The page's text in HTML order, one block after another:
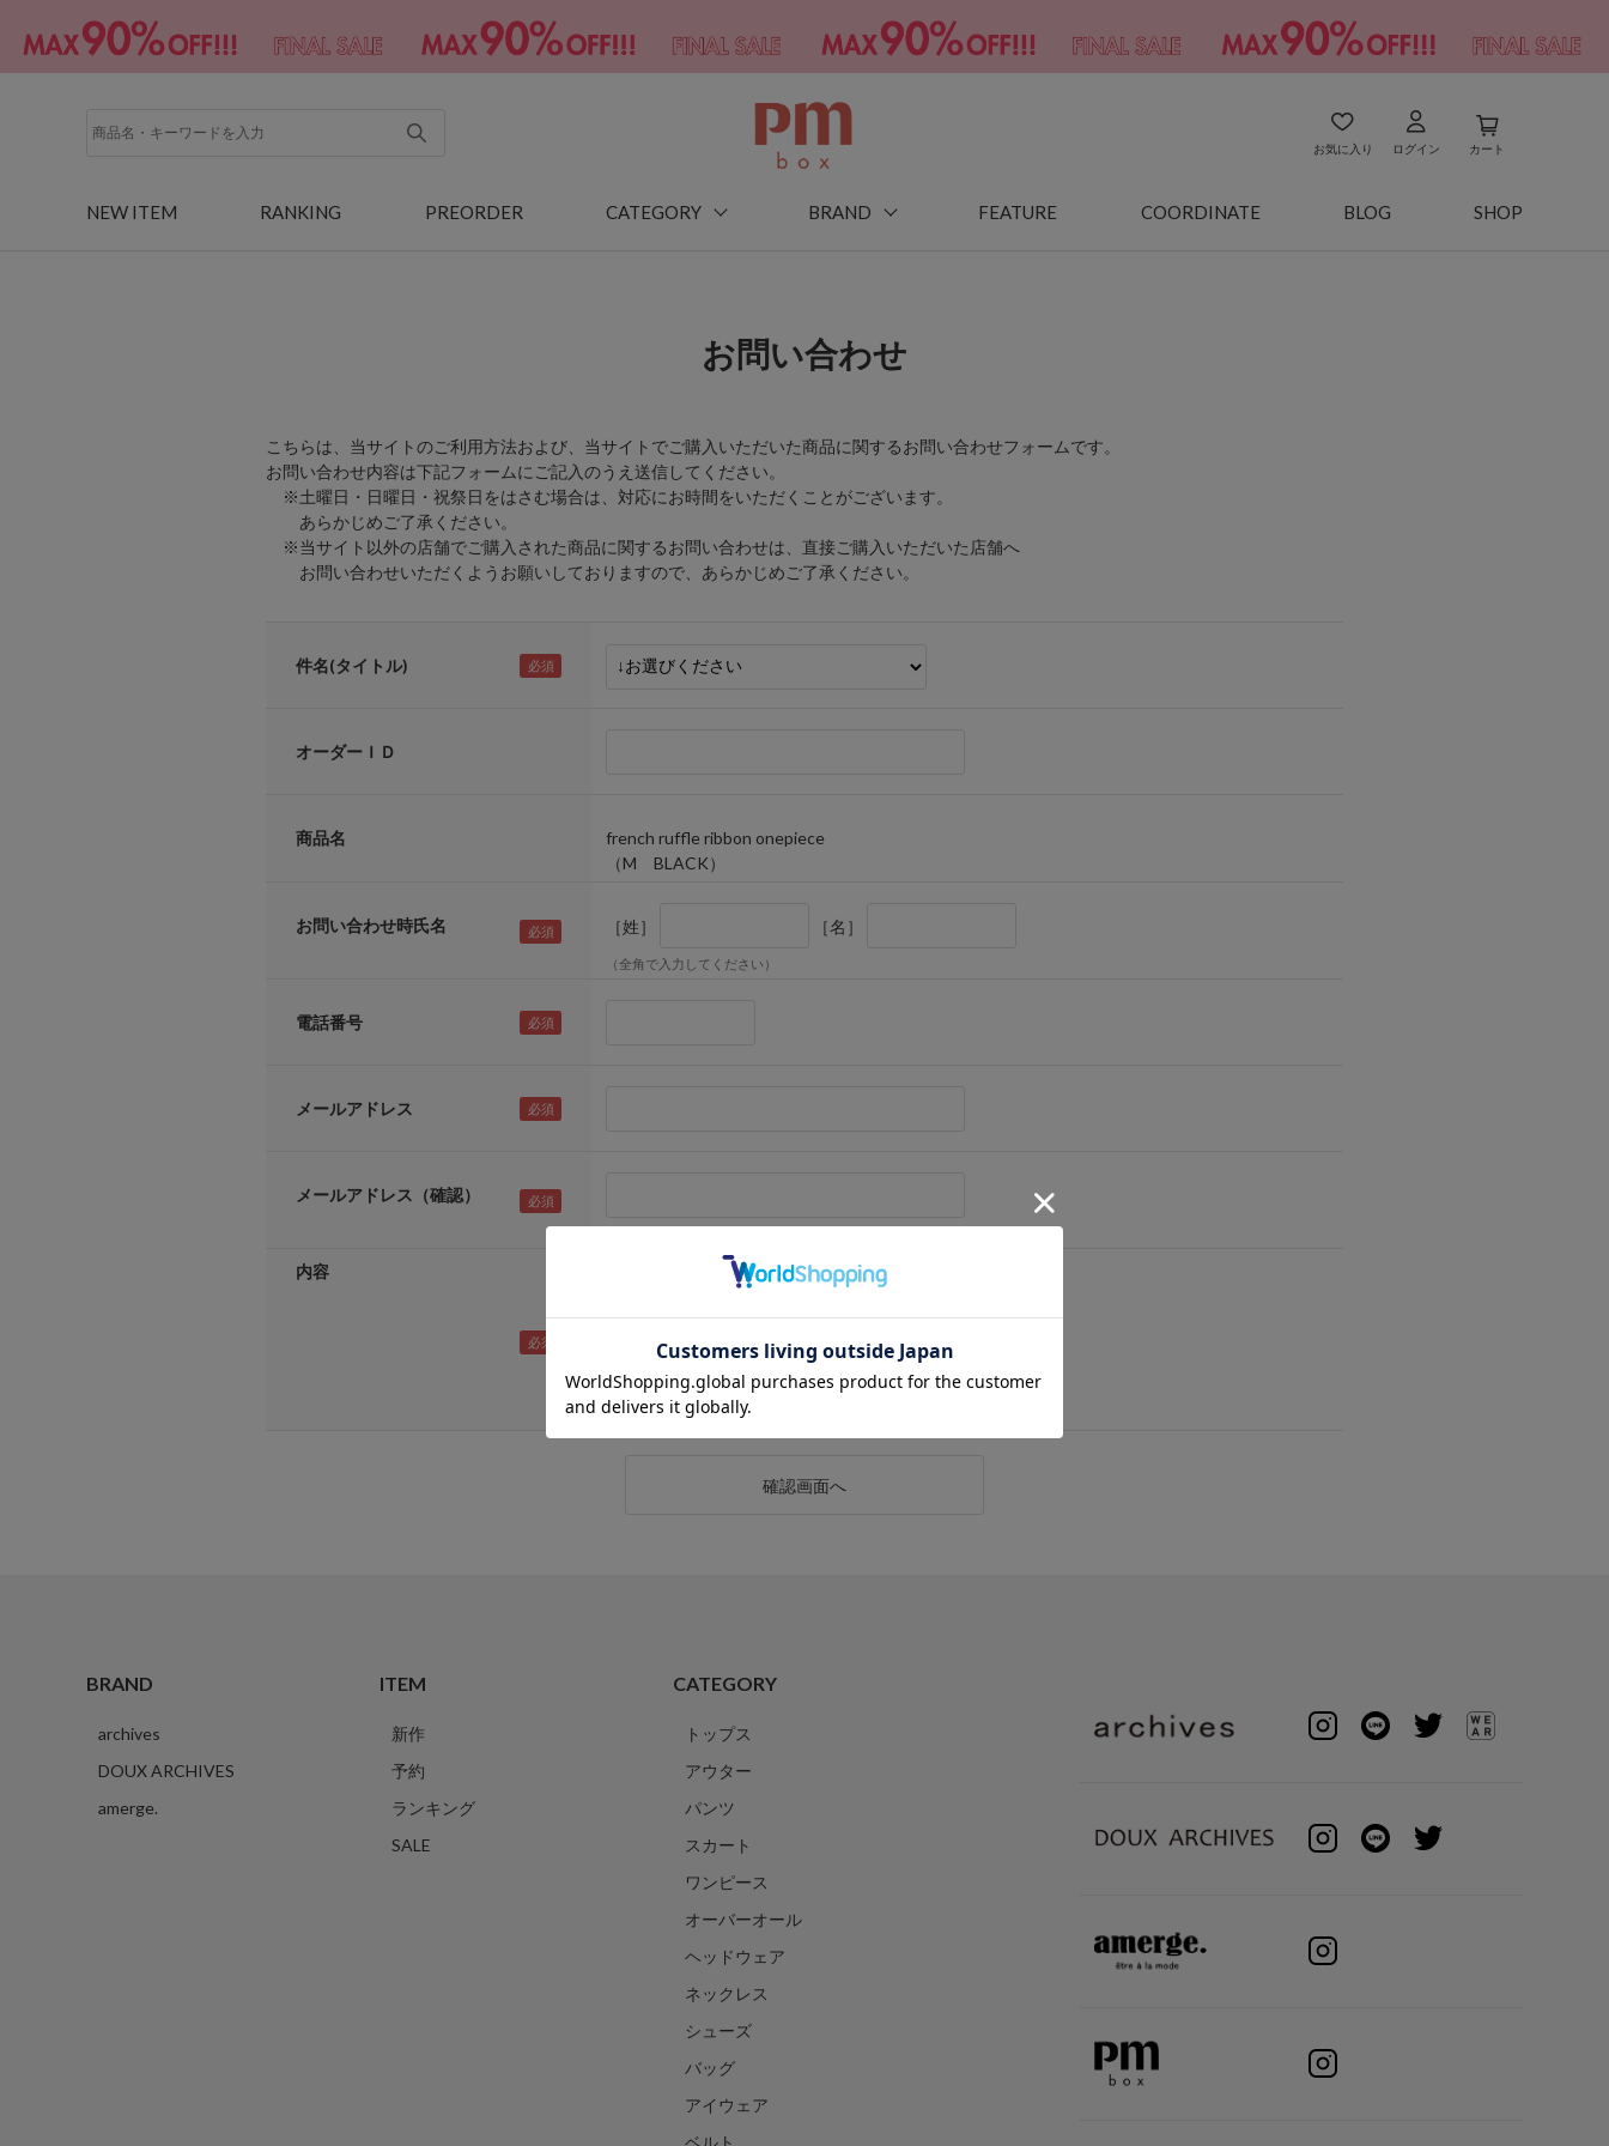
お気に入り ログイン カート
NEW ITEM RANKING PREORDER CATEGORY BRAND FEATURE COORDINATE BLOG SHOP
お問い合わせ
こちらは、当サイトのご利用方法および、当サイトでご購入いただいた商品に関するお問い合わせフォームです。
お問い合わせ内容は下記フォームにご記入のうえ送信してください。
※土曜日・日曜日・祝祭日をはさむ場合は、対応にお時間をいただくことがございます。
あらかじめご了承ください。
※当サイト以外の店舗でご購入された商品に関するお問い合わせは、直接ご購入いただいた店舗へ
お問い合わせいただくようお願いしておりますので、あらかじめご了承ください。
件名(タイトル)
オーダーＩＤ
商品名
french ruffle ribbon onepiece
（M BLACK）
お問い合わせ時氏名 ［姓］ ［名］
（全角で入力してください）
電話番号
メールアドレス
メールアドレス（確認）
内容
BRAND
archives
DOUX ARCHIVES
amerge.
ITEM
新作
予約
ランキング
SALE
CATEGORY
トップス
アウター
パンツ
スカート
ワンピース
オーバーオール
ヘッドウェア
ネックレス
シューズ
バッグ
アイウェア
ベルト